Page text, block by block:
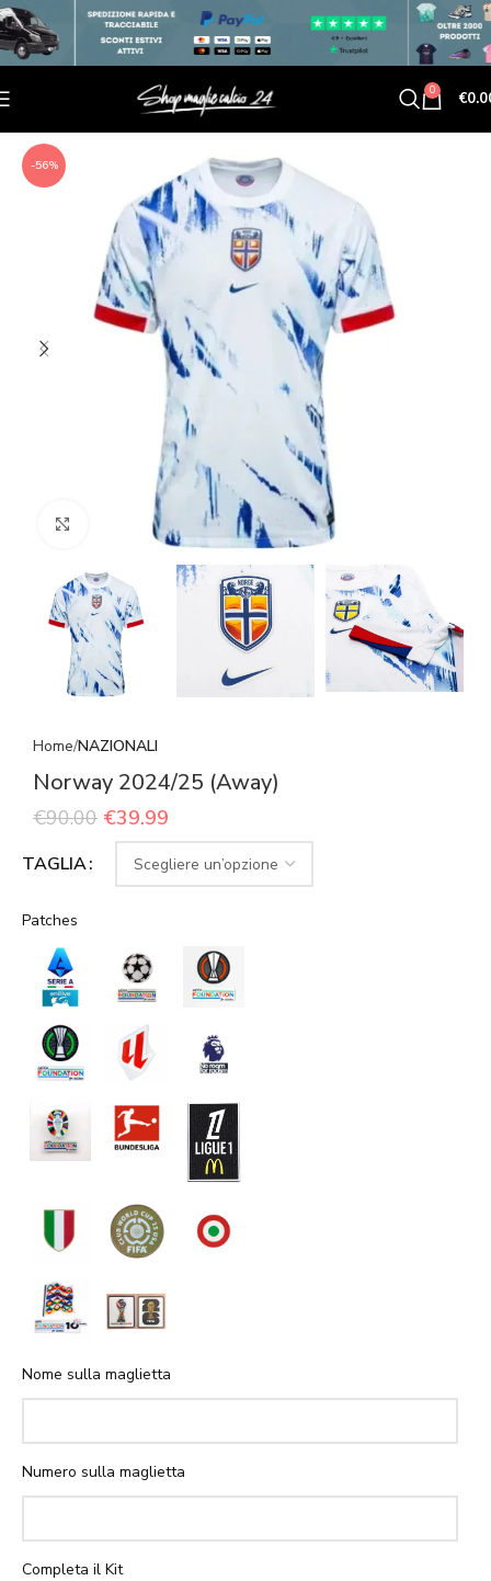
0 €
-56%
Click to enlarge
Home NAZIONALI
Norway 2024/25 (Away)
€90.00 €39.99
TAGLIA
Patches
Nome sulla maglietta
Numero sulla maglietta
Completa il Kit